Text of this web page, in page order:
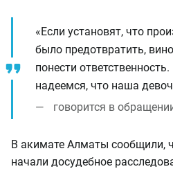
«Если установят, что
было предотвратить,
понести
надеемся, что наша
говорится в
В акимате Алматы сообщили,
начали досудебное